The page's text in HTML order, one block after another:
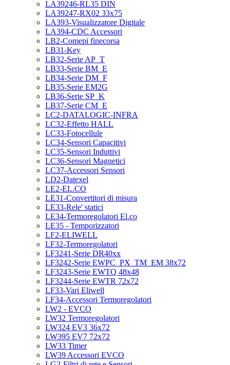
LA39246-RL35 DIN
LA39247-RX02 33x75
LA393-Visualizzatore Digitale
LA394-CDC Accessori
LB2-Comepi finecorsa
LB31-Key
LB32-Serie AP_T
LB33-Serie BM_E
LB34-Serie DM_F
LB35-Serie EM2G
LB36-Serie SP_K
LB37-Serie CM_E
LC2-DATALOGIC-INFRA
LC32-Effetto HALL
LC33-Fotocellule
LC34-Sensori Capacitivi
LC35-Sensori Induttivi
LC36-Sensori Magnetici
LC37-Accessori Sensori
LD2-Datexel
LE2-EL.CO
LE31-Convertitori di misura
LE33-Rele' statici
LE34-Termoregolatori El.co
LE35 - Temporizzatori
LF2-ELIWELL
LF32-Termoregolatori
LF3241-Serie DR40xx
LF3242-Serie EWPC_PX_TM_EM 38x72
LF3243-Serie EWTQ 48x48
LF3244-Serie EWTR 72x72
LF33-Vari Eliwell
LF34-Accessori Termoregolatori
LW2 - EVCO
LW32 Termoregolatori
LW324 EV3 36x72
LW395 EV7 72x72
LW33 Timer
LW39 Accessori EVCO